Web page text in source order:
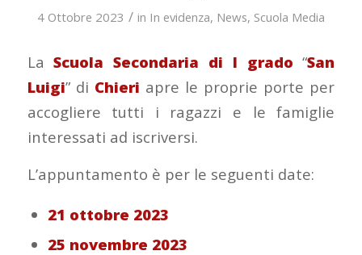
4 Ottobre 2023 / in In evidenza, News, Scuola Media
LaScuola Secondaria di I grado “San
Luigi” di Chieri apre le proprie porte per
accogliere tutti i ragazzi e le famiglie
interessati ad iscriversi.
L’appuntamento è per le seguenti date:
21 ottobre 2023
25 novembre 2023